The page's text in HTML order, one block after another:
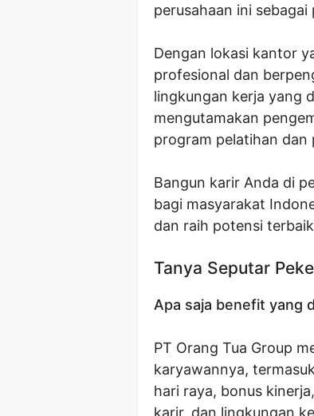
perusahaan ini
Dengan lokasi kantor
profesional dan
lingkungan kerja yang
mengutamakan
program pelatihan dan
Bangun karir Anda di
bagi masyarakat
dan raih potensi
Tanya Seputar
Apa saja benefit yang
PT Orang Tua Group
karyawannya,
hari raya, bonus
karir, dan lingkungan